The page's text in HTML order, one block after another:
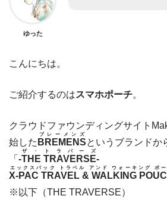
ゆった
こんにちは。
ご紹介するのはスマホポーチ。
クラウドファウンディングサイト
始した BREMENS
ブレーメンズ
というブランドか
「 -THE TRAVERSE-
ザ・トラバーズ
X-PAC TRAVEL & WALKING
エックスパック トラベル アンド ウォーキング ポー
※以下（THE TRAVERSE）